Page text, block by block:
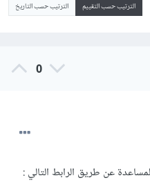
الترتيب حسب التقييم الترتيب حسب التاريخ
0
عن طريق الرابط التالي